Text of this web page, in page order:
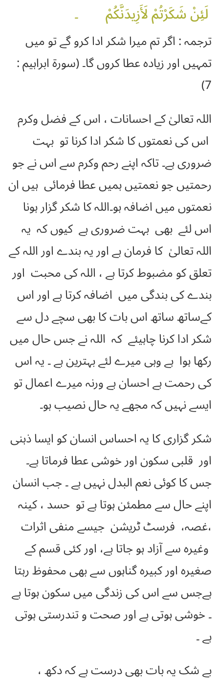
لَئِنْ شَكَرْتُمْ لَأَزِيدَنَّكُمْ ۔
ترجمہ : اگر تم میرا شکر ادا کرو گے تو میں
تمہیں اور زیادہ عطا کروں گا۔ (سورۃ ابراہیم :
7)
اللہ تعالیٰ کے احسانات ، اس کے فضل وکرم
اس کی نعمتوں کا شکر ادا کرنا تو بہت
ضروری ہے۔ تاکہ اپنے رحم وکرم سے اس نے جو
رحمتیں جو نعمتیں ہمیں عطا فرمائی ہیں ان
نعمتوں میں اضافہ ہو۔اللہ کا شکر گزار ہونا
اس لئے بھی بہت ضروری ہے کیوں کہ یہ
اللہ تعالیٰ کا فرمان ہے اور یہ بندے اور اللہ کے
تعلق کو مضبوط کرتا ہے ، اللہ کی محبت اور
بندے کی بندگی میں اضافہ کرتا ہے اور اس
کےساتھ ساتھ اس بات کا بھی سچے دل سے
شکر ادا کرنا چاہیئے کہ اللہ نے جس حال میں
رکھا ہوا ہے وہی میرے لئے بہترین ہے ۔ یہ اس
کی رحمت ہے احسان ہے ورنہ میرے اعمال تو
ایسے نہیں کہ مجھے یہ حال نصیب ہو۔
شکر گزاری کا یہ احساس انسان کو ایسا ذہنی
اور قلبی سکون اور خوشی عطا فرماتا ہے۔
جس کا کوئی نعم البدل نہیں ہے ۔ جب انسان
اپنے حال سے مطمئن ہوتا ہے تو حسد ، کینہ
،غصہ، فرسٹ ٹریشن جیسے منفی اثرات
وغیرہ سے آزاد ہو جاتا ہے، اور کئی قسم کے
صغیرہ اور کبیرہ گناہوں سے بھی محفوظ رہتا
ہےجس سے اس کی زندگی میں سکون ہوتا ہے
۔ خوشی ہوتی ہے اور صحت و تندرستی ہوتی
ہے ۔
بے شک یہ بات بھی درست ہے کہ دکھ ،